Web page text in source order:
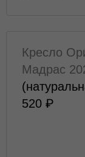
Кресло
Мадрас
520